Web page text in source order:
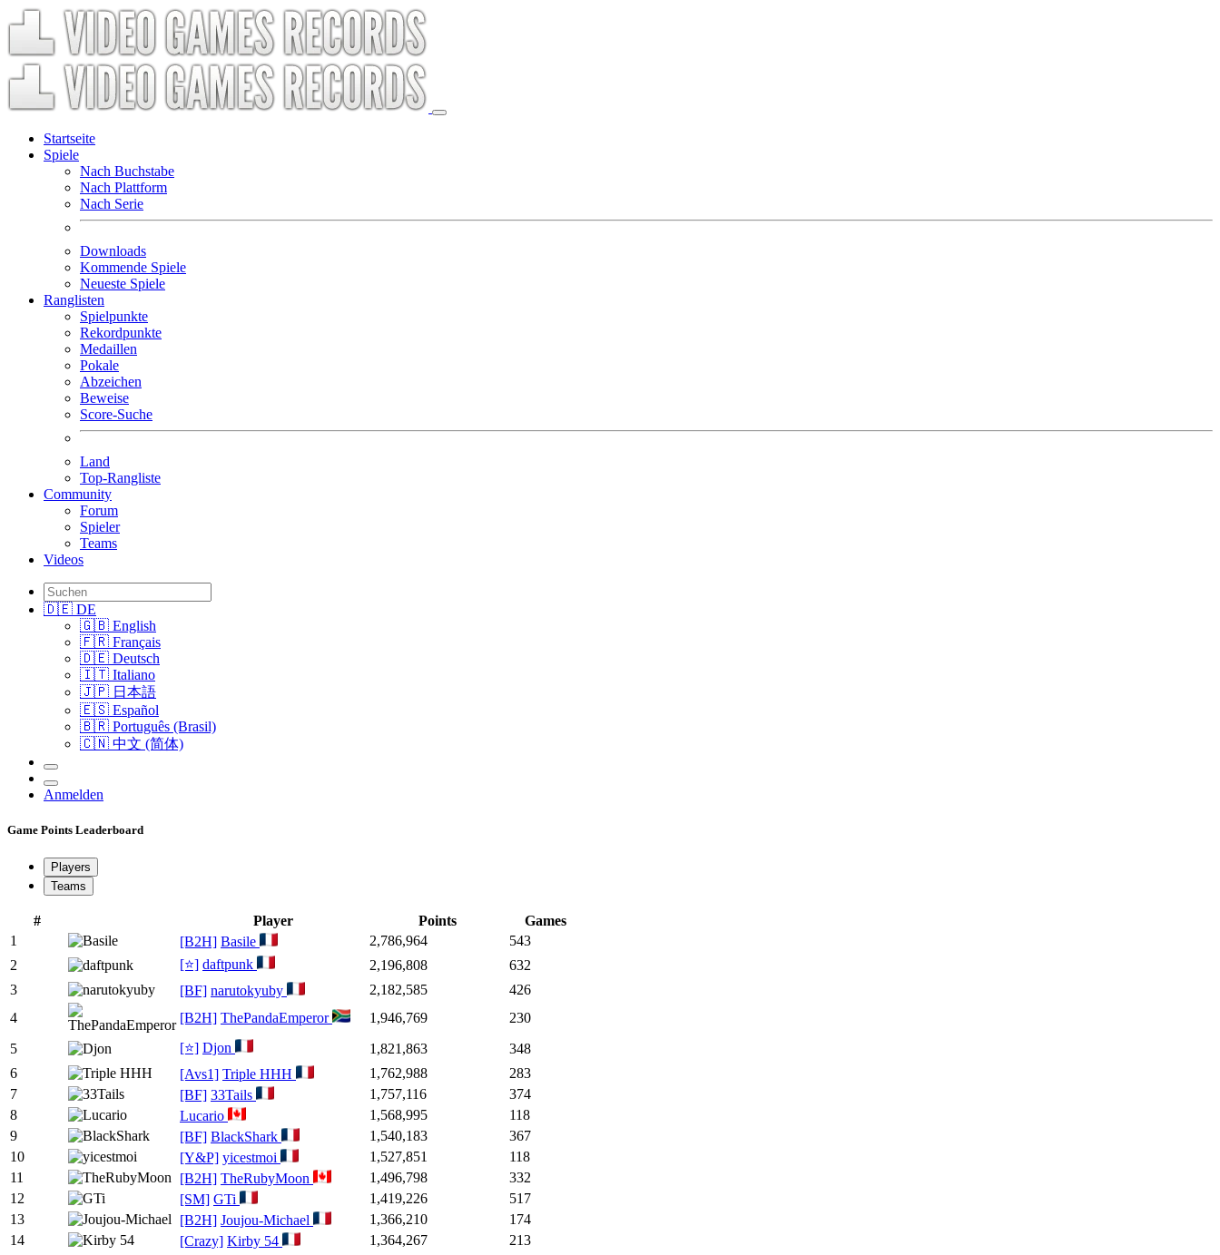
Startseite
Spiele
Nach Buchstabe
Nach Plattform
Nach Serie
Downloads
Kommende Spiele
Neueste Spiele
Ranglisten
Spielpunkte
Rekordpunkte
Medaillen
Pokale
Abzeichen
Beweise
Score-Suche
Land
Top-Rangliste
Community
Forum
Spieler
Teams
Videos
🇩🇪 DE
🇬🇧 English
🇫🇷 Français
🇩🇪 Deutsch
🇮🇹 Italiano
🇯🇵 日本語
🇪🇸 Español
🇧🇷 Português (Brasil)
🇨🇳 中文 (简体)
Anmelden
Game Points Leaderboard
Players
Teams
# Player Points
Games
1
[B2H] Basile 2,786,964
543
2
[⭐] daftpunk 2,196,808
632
3
[BF] narutokyuby 2,182,585
426
4
[B2H] ThePandaEmperor 1,946,769
230
5
[⭐] Djon 1,821,863
348
6
[Avs1] Triple HHH 1,762,988
283
7
[BF] 33Tails 1,757,116
374
8
Lucario 1,568,995
118
9
[BF] BlackShark 1,540,183
367
10
[Y&P] yicestmoi 1,527,851
118
11
[B2H] TheRubyMoon 1,496,798
332
12
[SM] GTi 1,419,226
517
13
[B2H] Joujou-Michael 1,366,210
174
14
[Crazy] Kirby 54 1,364,267
213